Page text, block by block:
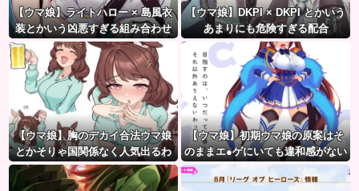
【ウマ娘】ライトハロー × 島風衣
装とかいう凶悪すぎる組み合わせ
ｗｗｗ「大変なことに…」
【ウマ娘】DKPI × DKPI とかいう
あまりにも危険すぎる配合
【ウマ娘】胸のデカイ合法ウマ娘
とかそりゃ国関係なく人気出るわ
な
【ウマ娘】初期ウマ娘の原案はそ
のままエ●ゲにいても違和感がない
んだ。